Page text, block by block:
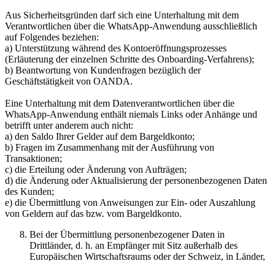
Aus Sicherheitsgründen darf sich eine Unterhaltung mit dem
Verantwortlichen über die WhatsApp-Anwendung ausschließlich
auf Folgendes beziehen:
a) Unterstützung während des Kontoeröffnungsprozesses
(Erläuterung der einzelnen Schritte des Onboarding-Verfahrens);
b) Beantwortung von Kundenfragen bezüglich der
Geschäftstätigkeit von OANDA.
Eine Unterhaltung mit dem Datenverantwortlichen über die
WhatsApp-Anwendung enthält niemals Links oder Anhänge und
betrifft unter anderem auch nicht:
a) den Saldo Ihrer Gelder auf dem Bargeldkonto;
b) Fragen im Zusammenhang mit der Ausführung von
Transaktionen;
c) die Erteilung oder Änderung von Aufträgen;
d) die Änderung oder Aktualisierung der personenbezogenen Daten
des Kunden;
e) die Übermittlung von Anweisungen zur Ein- oder Auszahlung
von Geldern auf das bzw. vom Bargeldkonto.
Bei der Übermittlung personenbezogener Daten in
Drittländer, d. h. an Empfänger mit Sitz außerhalb des
Europäischen Wirtschaftsraums oder der Schweiz, in Länder,